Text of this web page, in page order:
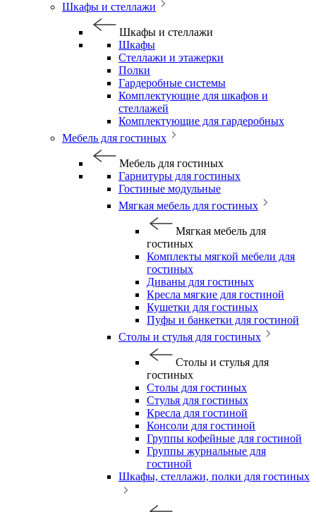
Шкафы и стеллажи
Шкафы и стеллажи
Шкафы
Стеллажи и этажерки
Полки
Гардеробные системы
Комплектующие для шкафов и
стеллажей
Комплектующие для гардеробных
Мебель для гостиных
Мебель для гостиных
Гарнитуры для гостиных
Гостиные модульные
Мягкая мебель для гостиных
Мягкая мебель для
гостиных
Комплекты мягкой мебели для
гостиных
Диваны для гостиных
Кресла мягкие для гостиной
Кушетки для гостиных
Пуфы и банкетки для гостиной
Столы и стулья для гостиных
Столы и стулья для
гостиных
Столы для гостиных
Стулья для гостиных
Кресла для гостиной
Консоли для гостиной
Группы кофейные для гостиной
Группы журнальные для
гостиной
Шкафы, стеллажи, полки для гостиных